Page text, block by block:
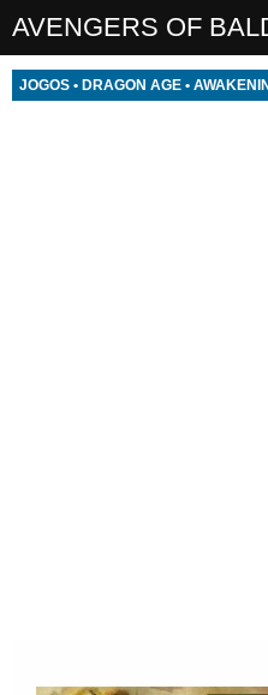
AVENGERS OF
JOGOS • DRAGON AGE •